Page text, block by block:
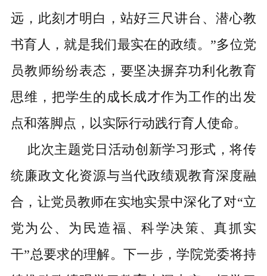
远，此刻才明白，站好三尺讲台、潜心教
书育人，就是我们最实在的政绩。”多位党
员教师纷纷表态，要坚决摒弃功利化教育
思维，把学生的成长成才作为工作的出发
点和落脚点，以实际行动践行育人使命。
此次主题党日活动创新学习形式，将传
统廉政文化资源与当代政绩观教育深度融
合，让党员教师在实地实景中深化了对“立
党为公、为民造福、科学决策、真抓实
干”总要求的理解。下一步，学院党委将持